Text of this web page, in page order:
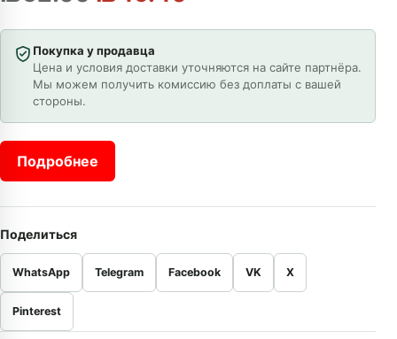
Покупка у продавца
Цена и условия доставки уточняются на сайте партнёра.
Мы можем получить комиссию без доплаты с вашей
стороны.
Подробнее
Поделиться
WhatsApp Telegram Facebook VK X
Pinterest